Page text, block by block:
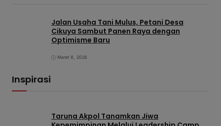
Jalan Usaha Tani Mulus, Petani Desa
Cikuya Sambut Panen Raya dengan
Optimisme Baru
Maret 8, 2026
Inspirasi
Taruna Akpol Tanamkan Jiwa